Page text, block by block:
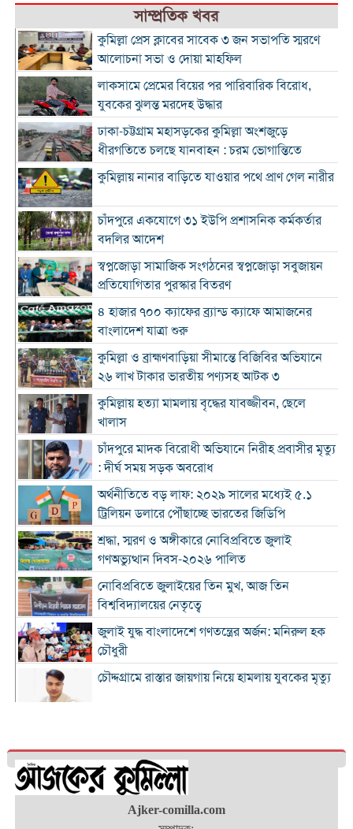
সাম্প্রতিক খবর
কুমিল্লা প্রেস ক্লাবের সাবেক ৩ জন সভাপতি স্মরণে
আলোচনা সভা ও দোয়া মাহফিল
লাকসামে প্রেমের বিয়ের পর পারিবারিক বিরোধ,
যুবকের ঝুলন্ত মরদেহ উদ্ধার
ঢাকা-চট্টগ্রাম মহাসড়কের কুমিল্লা অংশজুড়ে
ধীরগতিতে চলছে যানবাহন : চরম ভোগান্তিতে
কুমিল্লায় নানার বাড়িতে যাওয়ার পথে প্রাণ গেল নারীর
চাঁদপুরে একযোগে ৩১ ইউপি প্রশাসনিক কর্মকর্তার
বদলির আদেশ
স্বপ্নজোড়া সামাজিক সংগঠনের স্বপ্নজোড়া সবুজায়ন
প্রতিযোগিতার পুরস্কার বিতরণ
৪ হাজার ৭০০ ক্যাফের ব্র্যান্ড ক্যাফে আমাজনের
বাংলাদেশ যাত্রা শুরু
কুমিল্লা ও ব্রাহ্মণবাড়িয়া সীমান্তে বিজিবির অভিযানে
২৬ লাখ টাকার ভারতীয় পণ্যসহ আটক ৩
কুমিল্লায় হত্যা মামলায় বৃদ্ধের যাবজ্জীবন, ছেলে
খালাস
চাঁদপুরে মাদক বিরোধী অভিযানে নিরীহ প্রবাসীর মৃত্যু
: দীর্ঘ সময় সড়ক অবরোধ
অর্থনীতিতে বড় লাফ: ২০২৯ সালের মধ্যেই ৫.১
ট্রিলিয়ন ডলারে পৌঁছাচ্ছে ভারতের জিডিপি
শ্রদ্ধা, স্মরণ ও অঙ্গীকারে নোবিপ্রবিতে জুলাই
গণঅভ্যুত্থান দিবস-২০২৬ পালিত
নোবিপ্রবিতে জুলাইয়ের তিন মুখ, আজ তিন
বিশ্ববিদ্যালয়ের নেতৃত্বে
জুলাই যুদ্ধ বাংলাদেশে গণতন্ত্রের অর্জন: মনিরুল হক
চৌধুরী
চৌদ্দগ্রামে রাস্তার জায়গায় নিয়ে হামলায় যুবকের মৃত্যু
কুমিল্লায় শ্বশুরবাড়িতে নাস্তা না দেওয়া নিয়ে বিরোধ,
অন্তঃসত্ত্বা মেয়ের বাবাকে হত্যার অভিযোগ
চৌদ্দগ্রামে জুলাই গণঅভ্যুত্থান দিবসে আলোচনা সভা
Ajker-comilla.com